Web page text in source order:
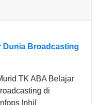
Dunia Broadcasting
TK ABA Belajar
di
Inhil